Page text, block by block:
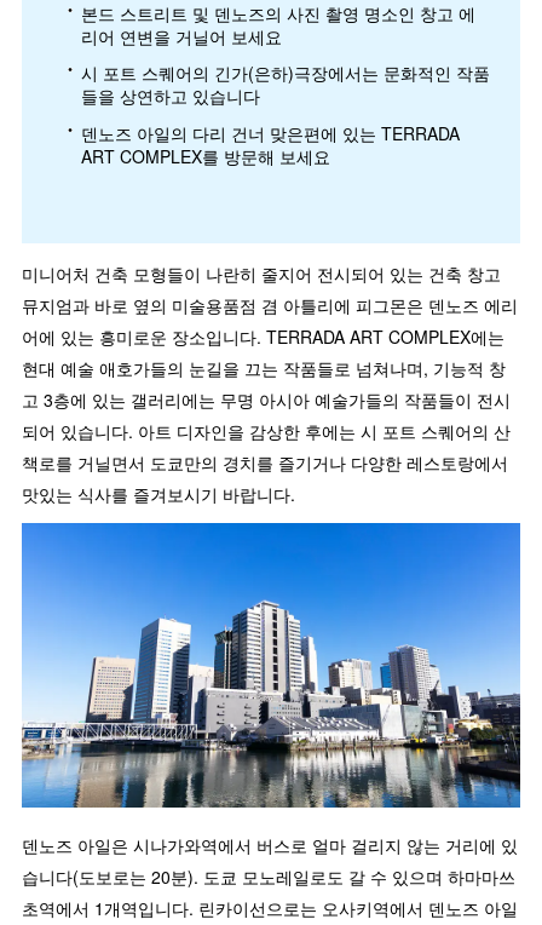
본드 스트리트 및 덴노즈의 사진 촬영 명소인 창고 에
리어 연변을 거닐어 보세요
시 포트 스퀘어의 긴가(은하)극장에서는 문화적인 작품
들을 상연하고 있습니다
덴노즈 아일의 다리 건너 맞은편에 있는 TERRADA
ART COMPLEX를 방문해 보세요
미니어처 건축 모형들이 나란히 줄지어 전시되어 있는 건축 창고
뮤지엄과 바로 옆의 미술용품점 겸 아틀리에 피그몬은 덴노즈 에리
어에 있는 흥미로운 장소입니다. TERRADA ART COMPLEX에는
현대 예술 애호가들의 눈길을 끄는 작품들로 넘쳐나며, 기능적 창
고 3층에 있는 갤러리에는 무명 아시아 예술가들의 작품들이 전시
되어 있습니다. 아트 디자인을 감상한 후에는 시 포트 스퀘어의 산
책로를 거닐면서 도쿄만의 경치를 즐기거나 다양한 레스토랑에서
맛있는 식사를 즐겨보시기 바랍니다.
덴노즈 아일은 시나가와역에서 버스로 얼마 걸리지 않는 거리에 있
습니다(도보로는 20분). 도쿄 모노레일로도 갈 수 있으며 하마마쓰
초역에서 1개역입니다. 린카이선으로는 오사키역에서 덴노즈 아일